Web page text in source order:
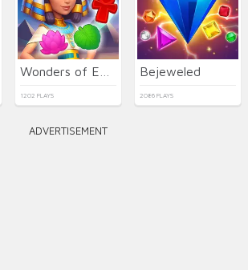
1202 PLAYS
Bejeweled
2086 PLAYS
ADVERTISEMENT